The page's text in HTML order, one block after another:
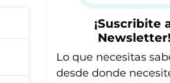
¡Suscribite
Newsletter!
Lo que necesitas
desde donde